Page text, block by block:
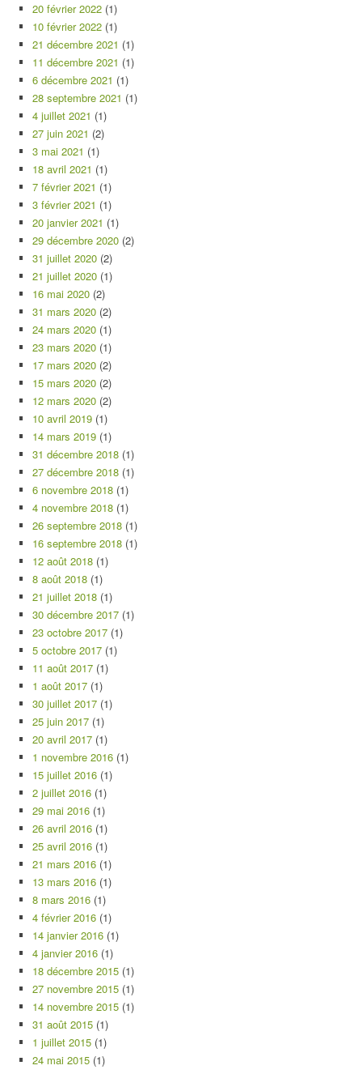
20 février 2022 (1)
10 février 2022 (1)
21 décembre 2021 (1)
11 décembre 2021 (1)
6 décembre 2021 (1)
28 septembre 2021 (1)
4 juillet 2021 (1)
27 juin 2021 (2)
3 mai 2021 (1)
18 avril 2021 (1)
7 février 2021 (1)
3 février 2021 (1)
20 janvier 2021 (1)
29 décembre 2020 (2)
31 juillet 2020 (2)
21 juillet 2020 (1)
16 mai 2020 (2)
31 mars 2020 (2)
24 mars 2020 (1)
23 mars 2020 (1)
17 mars 2020 (2)
15 mars 2020 (2)
12 mars 2020 (2)
10 avril 2019 (1)
14 mars 2019 (1)
31 décembre 2018 (1)
27 décembre 2018 (1)
6 novembre 2018 (1)
4 novembre 2018 (1)
26 septembre 2018 (1)
16 septembre 2018 (1)
12 août 2018 (1)
8 août 2018 (1)
21 juillet 2018 (1)
30 décembre 2017 (1)
23 octobre 2017 (1)
5 octobre 2017 (1)
11 août 2017 (1)
1 août 2017 (1)
30 juillet 2017 (1)
25 juin 2017 (1)
20 avril 2017 (1)
1 novembre 2016 (1)
15 juillet 2016 (1)
2 juillet 2016 (1)
29 mai 2016 (1)
26 avril 2016 (1)
25 avril 2016 (1)
21 mars 2016 (1)
13 mars 2016 (1)
8 mars 2016 (1)
4 février 2016 (1)
14 janvier 2016 (1)
4 janvier 2016 (1)
18 décembre 2015 (1)
27 novembre 2015 (1)
14 novembre 2015 (1)
31 août 2015 (1)
1 juillet 2015 (1)
24 mai 2015 (1)